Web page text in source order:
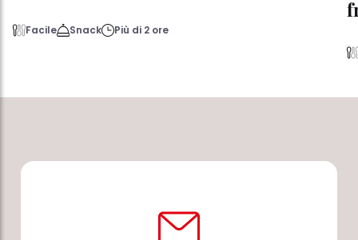
Facile Snack Più di 2 ore